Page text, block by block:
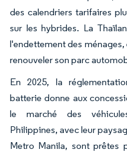
des calendriers tarifaires
sur les hybrides. La
l'endettement des
renouveler son parc
En 2025, la
batterie donne aux
le marché des
Philippines, avec leur
Metro Manila, sont prêtes